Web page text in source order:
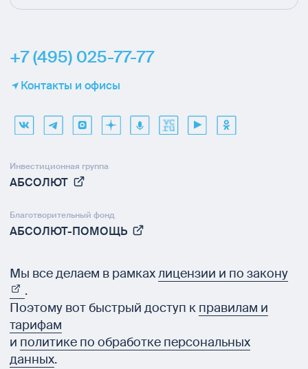
+7 (495) 025-77-77
Контакты и офисы
Инвестиционная группа
АБСОЛЮТ
Благотворительный фонд
АБСОЛЮТ-ПОМОЩЬ
Мы все делаем в рамкахлицензии и по закону
.
Поэтому вот быстрый доступ к правилам и
тарифам
и политике по обработке персональных
данных.